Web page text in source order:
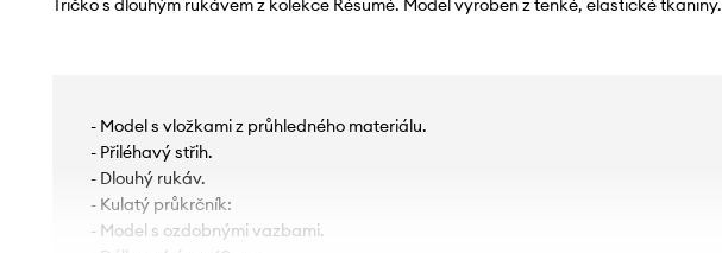
Tričko s dlouhým rukávem z kolekce Résumé. Model vyroben z tenké, elastické tkaniny.
- Model s vložkami z průhledného materiálu.
- Přiléhavý střih.
- Dlouhý rukáv.
- Kulatý průkrčník:
- Model s ozdobnými vazbami.